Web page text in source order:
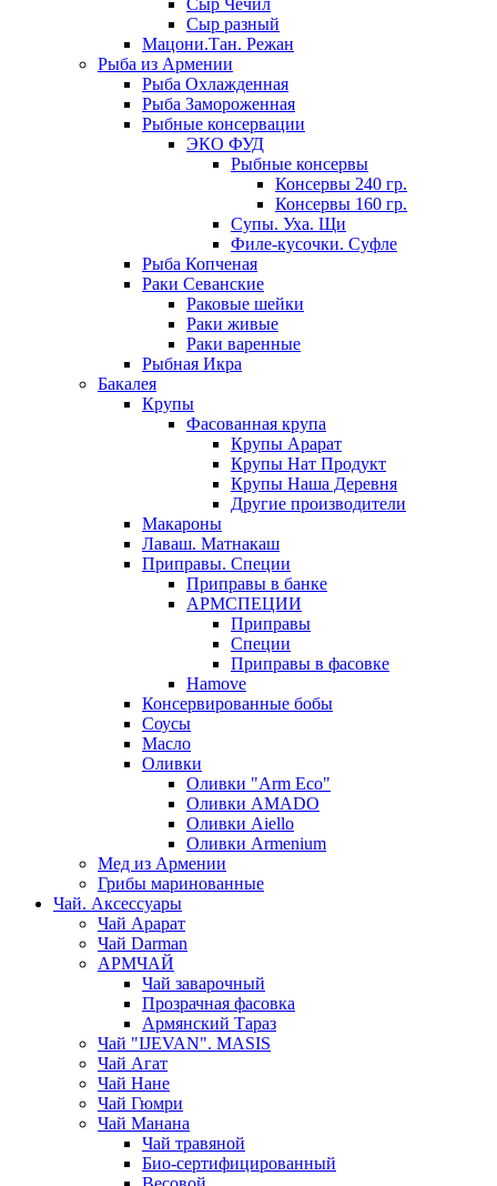
Сыр Чечил
Сыр разный
Мацони.Тан. Режан
Рыба из Армении
Рыба Охлажденная
Рыба Замороженная
Рыбные консервации
ЭКО ФУД
Рыбные консервы
Консервы 240 гр.
Консервы 160 гр.
Супы. Уха. Щи
Филе-кусочки. Суфле
Рыба Копченая
Раки Севанские
Раковые шейки
Раки живые
Раки варенные
Рыбная Икра
Бакалея
Крупы
Фасованная крупа
Крупы Арарат
Крупы Нат Продукт
Крупы Наша Деревня
Другие производители
Макароны
Лаваш. Матнакаш
Приправы. Специи
Приправы в банке
АРМСПЕЦИИ
Приправы
Специи
Приправы в фасовке
Hamove
Консервированные бобы
Соусы
Масло
Оливки
Оливки "Arm Eco"
Оливки AMADO
Оливки Aiello
Оливки Armenium
Мед из Армении
Грибы маринованные
Чай. Аксессуары
Чай Арарат
Чай Darman
АРМЧАЙ
Чай заварочный
Прозрачная фасовка
Армянский Тараз
Чай "IJEVAN". MASIS
Чай Агат
Чай Нане
Чай Гюмри
Чай Манана
Чай травяной
Био-сертифицированный